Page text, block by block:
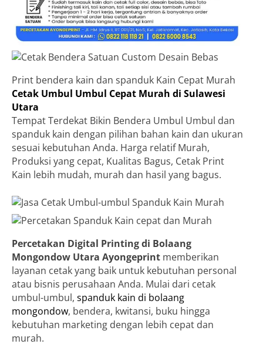
Print bendera kain dan spanduk Kain Cepat Murah
Cetak Umbul Umbul Cepat Murah di Sulawesi
Utara
Tempat Terdekat Bikin Bendera Umbul Umbul dan
spanduk kain dengan pilihan bahan kain dan ukuran
sesuai kebutuhan Anda. Harga relatif Murah,
Produksi yang cepat, Kualitas Bagus, Cetak Print
Kain lebih mudah, murah dan hasil yang bagus.
Percetakan Digital Printing di Bolaang
Mongondow Utara Ayongeprint memberikan
layanan cetak yang baik untuk kebutuhan personal
atau bisnis perusahaan Anda. Mulai dari cetak
umbul-umbul, spanduk kain di bolaang
mongondow, bendera, kwitansi, buku hingga
kebutuhan marketing dengan lebih cepat dan
murah.